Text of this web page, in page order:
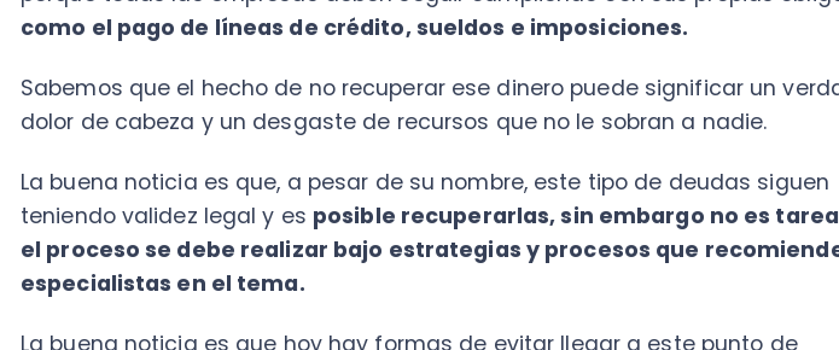
teniendo validez legal y es posible recuperarlas, sin embargo no es tarea fácil, y
especialistas en el tema.
La buena noticia es que hoy hay formas de evitar llegar a este punto de
incobrabilidad porque hay herramientas que podemos utilizar para recuperar todas
esas deudas que nunca fueron pagadas.
Hablamos con nuestros aliados deCobranza Online , ellos son los expertos, y
compartieron sus mejores consejos, aquí te los contamos: